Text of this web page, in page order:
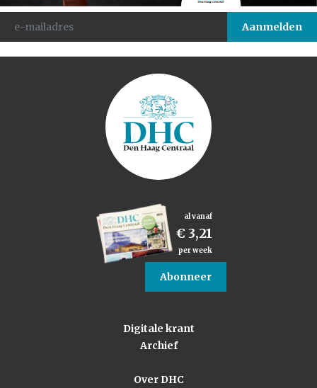
al vanaf
€ 3,21
per week
Abonneer
Digitale krant
Archief
Over DHC